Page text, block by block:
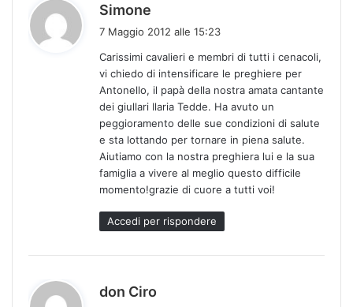
Simone
e
t
t
7 Maggio 2012 alle 15:23
Carissimi cavalieri e membri di tutti i cenacoli,
vi chiedo di intensificare le preghiere per
Antonello, il papà della nostra amata cantante
dei giullari Ilaria Tedde. Ha avuto un
peggioramento delle sue condizioni di salute
e sta lottando per tornare in piena salute.
Aiutiamo con la nostra preghiera lui e la sua
famiglia a vivere al meglio questo difficile
momento!grazie di cuore a tutti voi!
Accedi per rispondere
don Ciro